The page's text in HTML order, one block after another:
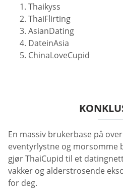
Thaikyss
ThaiFlirting
AsianDating
DateinAsia
ChinaLoveCupid
En massiv brukerbase på
eventyrlystne og morsomme
gjør ThaiCupid til et
vakker og alderstrosende
for deg.